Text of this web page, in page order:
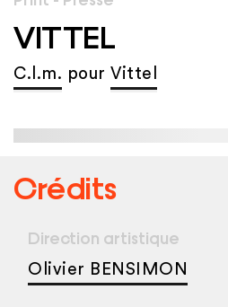
VITTEL
C.l.m. pour Vittel
Crédits
Direction artistique
Olivier BENSIMON